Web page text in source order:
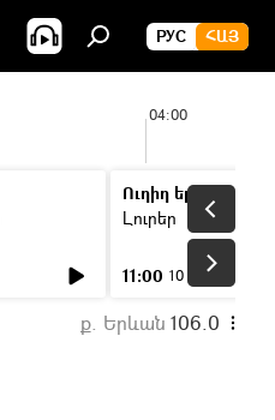
РУС ՀԱՅ
04:00
Ուղիղ եթեր
Լուրեր
11:00 10 ր
ք. Երևան 106.0